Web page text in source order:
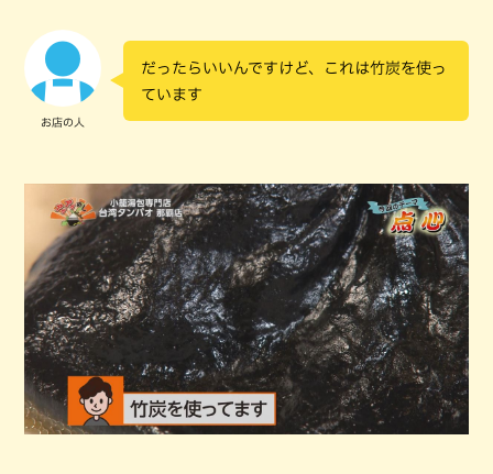
お店の人
だったらいいんですけど、これは竹炭を使っ
ています